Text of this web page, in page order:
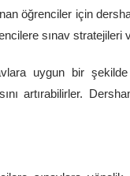
öğrenciler için
sınav
uygun bir
artırabilirler.